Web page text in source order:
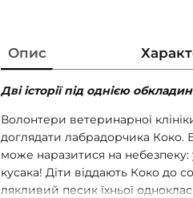
Опис
Дві історії під однією
Волонтери ветеринарної
доглядати лабрадорчика
може наразитися на небезпеку:
кусака! Діти віддають Коко до
лякливий песик їхньої